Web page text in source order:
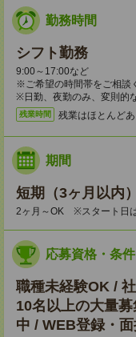
勤務時間
シフト勤務
9:00～17:00など
※ご希望の時間帯をご相談
※日勤、夜勤のみ、変則的
残業時間 残業はほとんどあ
期間
短期（3ヶ月以内）
2ヶ月～OK ※スタート日
応募資格・条件
職種未経験OK /
10名以上の大量
中 / WEB登録・